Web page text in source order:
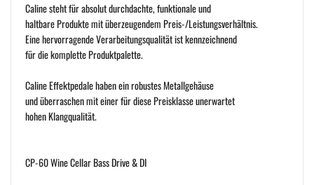
Caline steht für absolut durchdachte, funktionale und
haltbare Produkte mit überzeugendem Preis-/Leistungsverhältnis.
Eine hervorragende Verarbeitungsqualität ist kennzeichnend
für die komplette Produktpalette.
Caline Effektpedale haben ein robustes Metallgehäuse
und überraschen mit einer für diese Preisklasse unerwartet
hohen Klangqualität.
CP-60 Wine Cellar Bass Drive & DI